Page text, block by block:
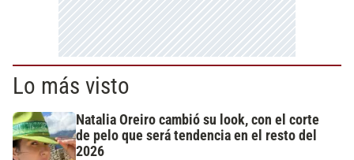
Lo más visto
Natalia Oreiro cambió su look, con el corte
de pelo que será tendencia en el resto del
2026